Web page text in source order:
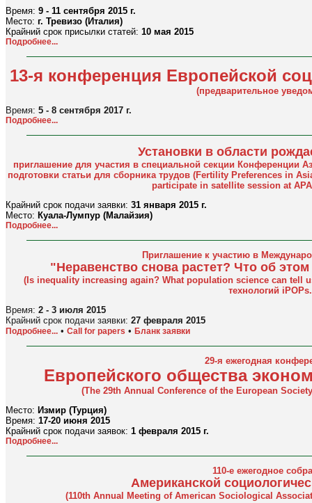
Время: 9 - 11 сентября 2015 г.
Место: г. Тревизо (Италия)
Крайний срок присылки статей: 10 мая 2015
Подробнее...
13-я конференция Европейской
(предварительное
Время: 5 - 8 сентября 2017 г.
Подробнее...
Установки в области
приглашение для участия в специальной секции Конференции
подготовки статьи для сборника трудов (Fertility Preferences in
participate in satellite session at
Крайний срок подачи заявки: 31 января 2015 г.
Место: Куала-Лумпур (Малайзия)
Подробнее...
Приглашение к участию в
"Неравенство снова растет? Что об
(Is inequality increasing again? What population science can tell
технологий iPOPs.
Время: 2 - 3 июля 2015
Крайний срок подачи заявки: 27 февраля 2015
Подробнее... • Call for papers • Бланк заявки
29-я ежегодная
Европейского общества
(The 29th Annual Conference of the European
Место: Измир (Турция)
Время: 17-20 июня 2015
Крайний срок подачи заявок: 1 февраля 2015 г.
Подробнее...
110-е ежегодное
Американской
(110th Annual Meeting of American Sociological